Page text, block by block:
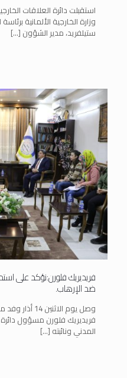
استقبلت دائرة العلاقات
وزارة الخارجية الألمانية
ستيلفريد، مدير الشؤون […]
فريديريك فلورن:نؤكد على
ضد الإرهاب.
وصل يوم
فريديريك فلورن مسؤول
المدني ونائبته […]